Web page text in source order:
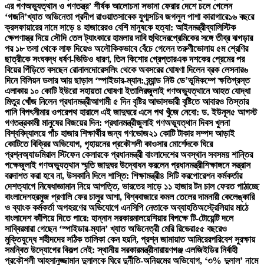
এর গণঅভ্যুত্থান ও গণতন্ত্র’ শীর্ষক আলোচনা সভানা ফেরার দেশে চলে গেলেন
‘গজনি’খ্যাত অভিনেতা প্রদীপ রাওয়াতসাবেক যুগ্মসচিব জগলুল পাশা কারাগারে১৬ বছরে
ক্রসফায়ারের নামে সাড়ে ৪ হাজারেরও বেশি মানুষকে হত্যা: আইনমন্ত্রীব্যালিস্টিক
ক্ষেপণাস্ত্র দিয়ে সৌদি তেল ট্যাংকারে হামলার দাবি হুথিদেরপ্রেমিকের সঙ্গে তীব্র ঝগড়ার
পর ১৮ তলা থেকে লাফ দিয়েও অলৌকিকভাবে বেঁচে গেলেন তরুণীভোলায় ৫ম শ্রেণির
ছাত্রীকে সংঘবদ্ধ ধর্ষণ-ভিডিও ধারণ, তিন কিশোর গ্রেপ্তারএক দশকের প্রেমের পর
বিয়ের পিঁড়িতে বসছেন রোনালদোরেসলিং থেকে অবসরের ঘোষণা দিলেন ব্রক লেসনার৬
দিনে বিলিয়ন ডলার আয় ছাড়াল ‘স্পাইডার-ম্যান: ব্র্যান্ড নিউ ডে’ভূমিকম্পে ক্ষতিগ্রস্ত
এলাকায় ১০ কোটি ইউরো সহায়তা ঘোষণা ইতালিরজুলাই গণঅভ্যুত্থানে আহত যোদ্ধা
মিতুর খোঁজ নিলেন প্রধানমন্ত্রীআগামী ৫ দিন বৃষ্টির আভাসভারী বৃষ্টিতে আবারও তিস্তার
পানি বিপৎসীমার ওপরেপথ হারালে এই জাদুঘরে এসে পথ খুঁজে নেবো: ড. ইউনূস৫ আগস্ট
গণতন্ত্রকামী মানুষের বিজয়ের দিন: প্রধানমন্ত্রীজুলাই গণঅভ্যুত্থান দিবস খুলনা
বিশ্ববিদ্যালয়ে পাঁচ হাজার শিক্ষার্থীর জন্য গণভোজ২১ কোটি টাকার সম্পদ আড়াই
কোটিতে বিক্রির অভিযোগ, গৃহায়নের প্রকৌশলী কাওসার মোর্শেদকে ঘিরে
প্রশ্নঅ্যাডমিরাল স্টিফেন কেলারকে প্রধানমন্ত্রী বাংলাদেশের অবস্থান সবসময় শান্তির
পক্ষেজুলাই গণঅভ্যুত্থান স্মৃতি জাদুঘর উদ্বোধন করলেন প্রধানমন্ত্রীশিক্ষাঙ্গনে সন্ত্রাস
বরদাশত করা হবে না, উসকানি দিলে শাস্তি: শিক্ষামন্ত্রী৪ সিটি করপোরেশন কর্মকর্তার
দেশত্যাগে নিষেধাজ্ঞামান নিয়ে আপত্তি, ভারতের সাড়ে ১১ হাজার টন চাল ফেরত পাঠাচ্ছে
বাংলাদেশহরমুজ প্রণালি ফের চালুর আশা, বিশ্ববাজারে কমল তেলের দামনারী কেলেঙ্কারি
ও ব্যাংক কর্মকর্তা অপহরণের অভিযোগে এনসিপি নেতাকে অব্যাহতিঅস্ট্রেলিয়ার মাঠে
বাংলাদেশ কাঁপিয়ে দিতে পারে: হান্নান সরকারমালয়েশিয়ার বিপক্ষে টি-টোয়েন্টি দলে
সাব্বিরমারা গেছেন ‘স্পাইডার-ম্যান’ খ্যাত অভিনেত্রী মেরি রিভেরা৫৫ বছরেও
মুক্তিযুদ্ধে শহীদদের সঠিক তালিকা কেন হয়নি, প্রশ্ন জামায়াত আমিরেরপরিবেশ সুরক্ষায়
সমন্বিত উদ্যোগের বিকল্প নেই: স্থানীয় সরকারমন্ত্রীনারায়ণগঞ্জ এলজিইডির নির্বাহী
প্রকৌশলী আহসানুজ্জামান দুলালকে ঘিরে দুর্নীতি-অনিয়মের অভিযোগ, ‘৩% দুলাল’ নামে